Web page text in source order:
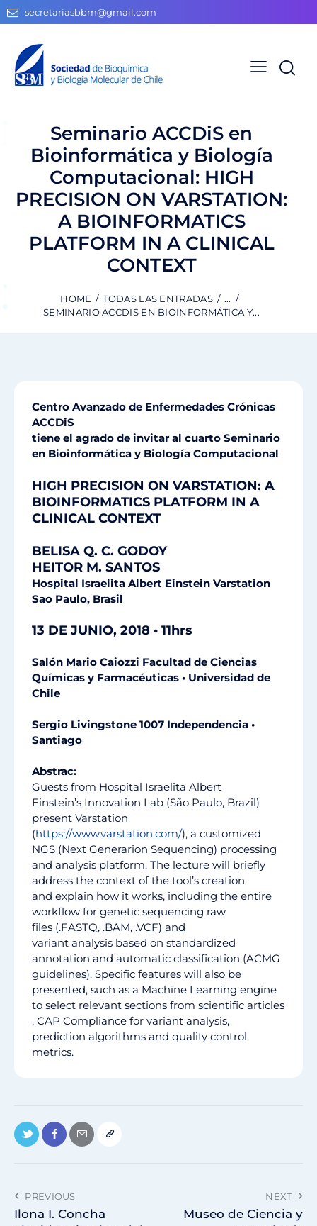
secretariasbbm@gmail.com
Seminario ACCDiS en
Bioinformática y Biología
Computacional: HIGH
PRECISION ON VARSTATION:
A BIOINFORMATICS
PLATFORM IN A CLINICAL
CONTEXT
HOME TODAS LAS ENTRADAS
...
SEMINARIO ACCDIS EN BIOINFORMÁTICA Y...
Centro Avanzado de Enfermedades Crónicas
ACCDiS
tiene el agrado de invitar al cuarto Seminario
en Bioinformática y Biología Computacional
HIGH PRECISION ON VARSTATION: A
BIOINFORMATICS PLATFORM IN A
CLINICAL CONTEXT
BELISA Q. C. GODOY
HEITOR M. SANTOS
Hospital Israelita Albert Einstein Varstation
Sao Paulo, Brasil
13 DE JUNIO, 2018 • 11hrs
Salón Mario Caiozzi Facultad de Ciencias
Químicas y Farmacéuticas • Universidad de
Chile
Sergio Livingstone 1007 Independencia •
Santiago
Abstrac:
Guests from Hospital Israelita Albert
Einstein’s Innovation Lab (São Paulo, Brazil)
present Varstation
(https://www.varstation.com/), a customized
NGS (Next Generarion Sequencing) processing
and analysis platform. The lecture will briefly
address the context of the tool’s creation
and explain how it works, including the entire
workflow for genetic sequencing raw
files (.FASTQ, .BAM, .VCF) and
variant analysis based on standardized
annotation and automatic classification (ACMG
guidelines). Specific features will also be
presented, such as a Machine Learning engine
to select relevant sections from scientific articles​
, CAP Compliance for variant analysis,
prediction algorithms and quality control
metrics.
PREVIOUS
Ilona I. Concha
NEXT
Museo de Ciencia y